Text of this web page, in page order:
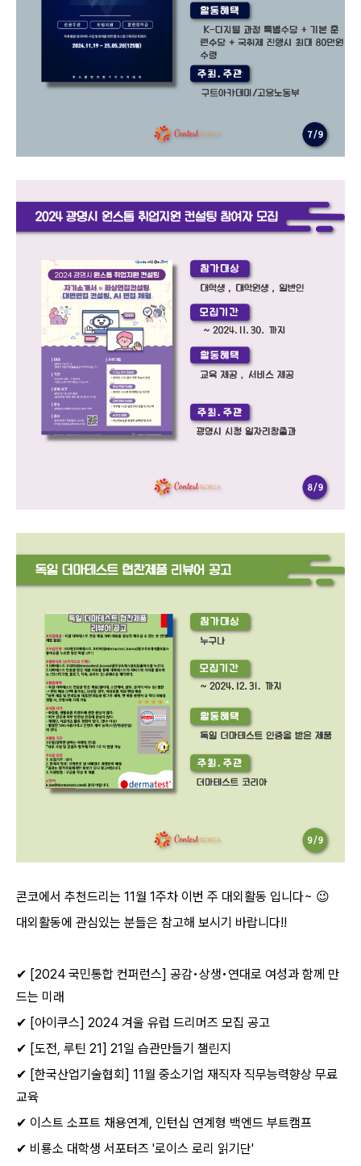
콘코에서 추천드리는 11월 1주차 이번 주 대외활동 입니다~ 😉
대외활동에 관심있는 분들은 참고해 보시기 바랍니다!!
✔ [2024 국민통합 컨퍼런스] 공감•상생•연대로 여성과 함께 만
드는 미래
✔ [아이쿠스] 2024 겨울 유럽 드리머즈 모집 공고
✔ [도전, 루틴 21] 21일 습관만들기 챌린지
✔ [한국산업기술협회] 11월 중소기업 재직자 직무능력향상 무료
교육
✔ 이스트 소프트 채용연계, 인턴십 연계형 백엔드 부트캠프
✔ 비룡소 대학생 서포터즈 '로이스 로리 읽기단'